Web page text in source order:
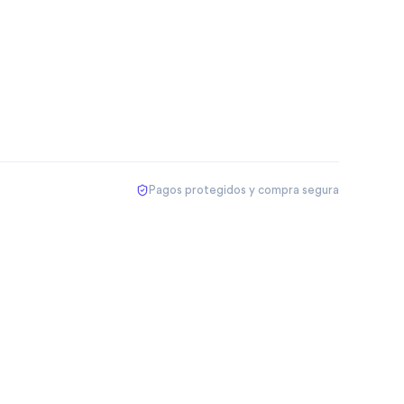
Pagos protegidos y compra segura